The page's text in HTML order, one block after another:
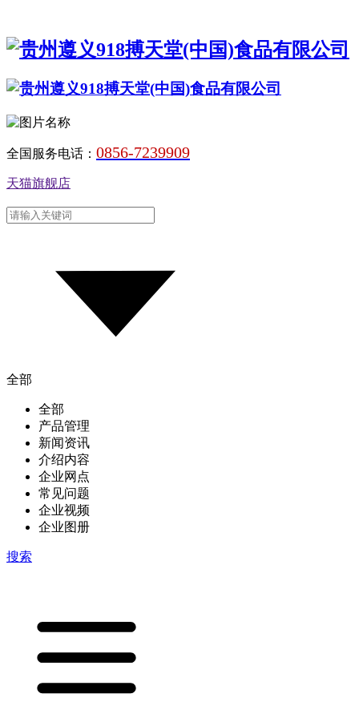
全国服务电话： 0856-7239909
天猫旗舰店
全部
全部
产品管理
新闻资讯
介绍内容
企业网点
常见问题
企业视频
企业图册
搜索